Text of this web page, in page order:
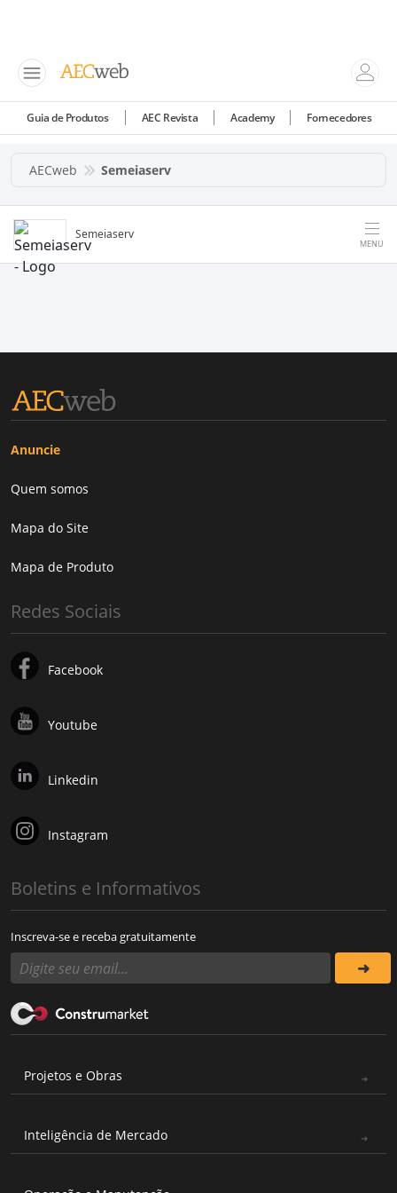
Guia de Produtos AEC Revista Academy Fornecedores
AECweb Semeiaserv
Semeiaserv
MENU
Anuncie
Quem somos
Mapa do Site
Mapa de Produto
Redes Sociais
Facebook
Youtube
Linkedin
Instagram
Boletins e Informativos
Inscreva-se e receba gratuitamente
Projetos e Obras
Inteligência de Mercado